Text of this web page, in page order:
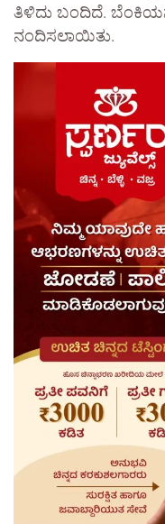
ತಿಳಿದು ಬಂದಿದೆ.
ನಂದಿಸಲಾಯಿತು.